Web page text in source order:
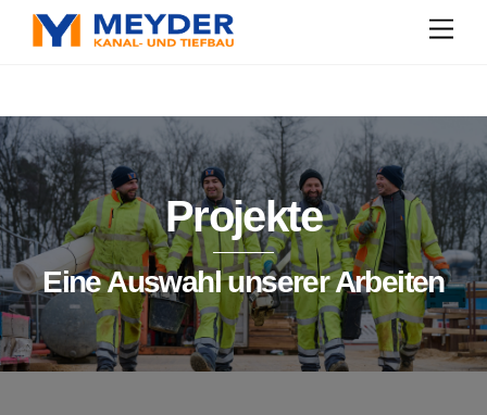
Skip
Projekte
Eine Auswahl unserer Arbeiten